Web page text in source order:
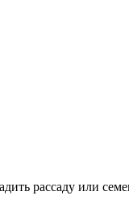
рассаду или